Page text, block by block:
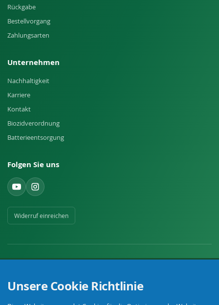
Rückgabe
Bestellvorgang
Zahlungsarten
Unternehmen
Nachhaltigkeit
Karriere
Kontakt
Biozidverordnung
Batterieentsorgung
Folgen Sie uns
Widerruf einreichen
Ihr Fachhandel für Landwirtschaft, Viehhaltung, Haus, Hof und Garten.
Unsere Cookie Richtlinie